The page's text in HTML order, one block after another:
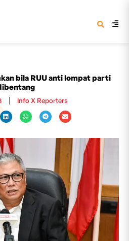
bila RUU anti lompat parti
Info X Reporters